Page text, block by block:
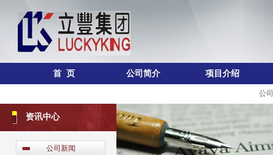
首 页 公司简介 项目介绍
公
资讯中心
公司新闻